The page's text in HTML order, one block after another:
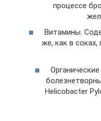
процессе
Витамины.
же, как в
Helicobacter